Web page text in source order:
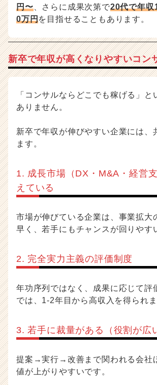
円〜、さらに成果次第で20代で年
0万円を目指せることもあります。
新卒で年収が高くなりやすいコン
「コンサルならどこでも稼げる」と
ありません。
新卒で年収が伸びやすい企業には、
ます。
1. 成長市場（DX・M&A・経営
えている
市場が伸びている企業は、事業拡大
早く、若手にもチャンスが回りやす
2. 完全実力主義の評価制度
年功序列ではなく、成果に応じて評
では、1-2年目から高収入を得られま
3. 若手に裁量がある（役割が広
提案→実行→改善まで関われる会社
値が上がりやすいです。